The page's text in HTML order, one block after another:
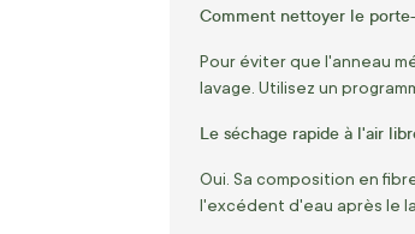
Comment nettoyer le
Pour éviter que l'anneau
lavage. Utilisez un
Le séchage rapide à l'air
Oui. Sa composition en
l'excédent d'eau après le